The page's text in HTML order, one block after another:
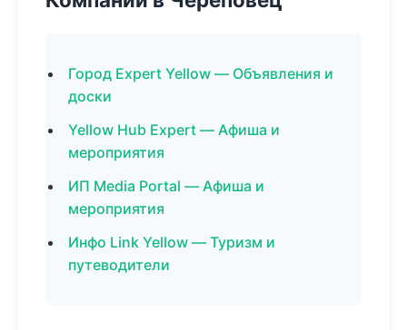
Город Expert Yellow — Объявления и
доски
Yellow Hub Expert — Афиша и
мероприятия
ИП Media Portal — Афиша и
мероприятия
Инфо Link Yellow — Туризм и
путеводители